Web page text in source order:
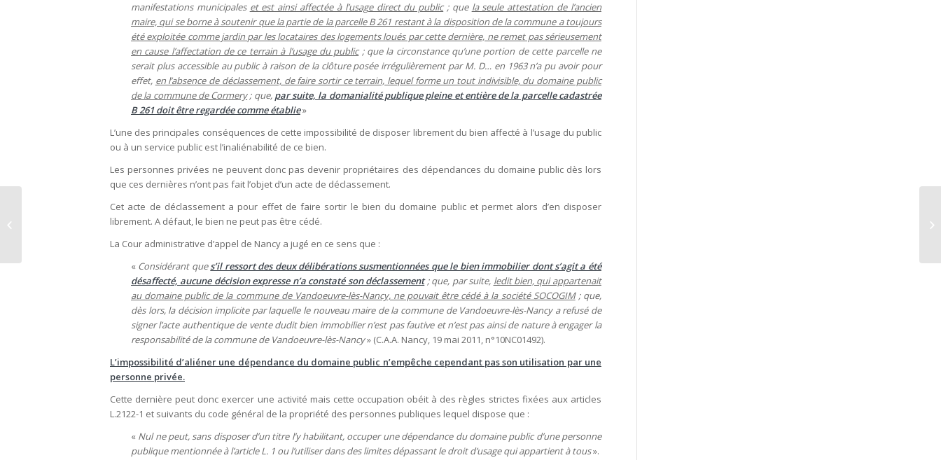
manifestations municipales et est ainsi affectée à l’usage direct du public; que la seule attestation de l’ancien
maire, qui se borne à soutenir que la partie de la parcelle B 261 restant à la disposition de la commune a toujours
été exploitée comme jardin par les locataires des logements loués par cette dernière, ne remet pas sérieusement
en cause l’affectation de ce terrain à l’usage du public; que la circonstance qu’une portion de cette parcelle ne
serait plus accessible au public à raison de la clôture posée irrégulièrement par M. D… en 1963 n’a pu avoir pour
effet, en l’absence de déclassement, de faire sortir ce terrain, lequel forme un tout indivisible, du domaine public
de la commune de Cormery; que, par suite, la domanialité publique pleine et entière de la parcelle cadastrée
B 261 doit être regardée comme établie»
L’une des principales conséquences de cette impossibilité de disposer librement du bien affecté à l’usage du public
ou à un service public est l’inaliénabilité de ce bien.
Les personnes privées ne peuvent donc pas devenir propriétaires des dépendances du domaine public dès lors
que ces dernières n’ont pas fait l’objet d’un acte de déclassement.
Cet acte de déclassement a pour effet de faire sortir le bien du domaine public et permet alors d’en disposer
librement. A défaut, le bien ne peut pas être cédé.
La Cour administrative d’appel de Nancy a jugé en ce sens que :
« Considérant ques’il ressort des deux délibérations susmentionnées que le bien immobilier dont s’agit a été
désaffecté, aucune décision expresse n’a constaté son déclassement; que, par suite, ledit bien, qui appartenait
au domaine public de la commune de Vandoeuvre-lès-Nancy, ne pouvait être cédé à la société SOCOGIM; que,
dès lors, la décision implicite par laquelle le nouveau maire de la commune de Vandoeuvre-lès-Nancy a refusé de
signer l’acte authentique de vente dudit bien immobilier n’est pas fautive et n’est pas ainsi de nature à engager la
responsabilité de la commune de Vandoeuvre-lès-Nancy» (C.A.A. Nancy, 19 mai 2011, n°10NC01492).
L’impossibilité d’aliéner une dépendance du domaine public n’empêche cependant pas son utilisation par une
personne privée.
Cette dernière peut donc exercer une activité mais cette occupation obéit à des règles strictes fixées aux articles
L.2122-1 et suivants du code général de la propriété des personnes publiques lequel dispose que :
« Nul ne peut, sans disposer d’un titre l’y habilitant, occuper une dépendance du domaine public d’une personne
publique mentionnée à l’article L. 1 ou l’utiliser dans des limites dépassant le droit d’usage qui appartient à tous».